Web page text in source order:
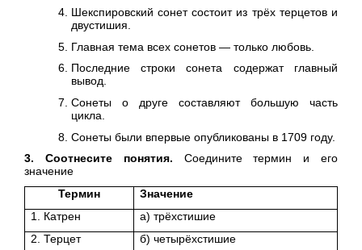
Шекспировский сонет состоит из трёх терцетов и
двустишия.
Главная тема всех сонетов — только любовь.
Последние строки сонета содержат главный
вывод.
Сонеты о друге составляют большую часть
цикла.
Сонеты были впервые опубликованы в 1709 году.
3. Соотнесите понятия. Соедините термин и его
значение
Термин
Значение
1. Катрен
а) трёхстишие
2. Терцет
б) четырёхстишие